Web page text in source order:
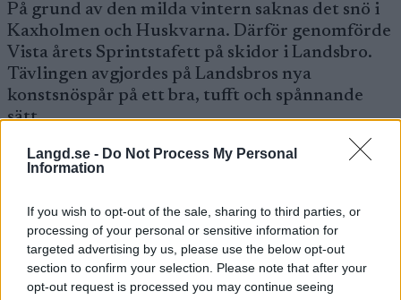
Langd.se - Do Not Process My Personal
Information
If you wish to opt-out of the sale, sharing to third parties, or
processing of your personal or sensitive information for
targeted advertising by us, please use the below opt-out
section to confirm your selection. Please note that after your
opt-out request is processed you may continue seeing
På grund av den milda vintern saknas det snö i
Kaxholmen och Huskvarna. Därför genomförde
Vista årets Sprintstafett på skidor i Landsbro.
Tävlingen avgjordes på Landsbros nya
konstsnöspår på ett bra, tufft och spånnande
sätt.
Distriktsmästare blev Karin Björnlinger och
vann Hannah Björnlinger och Sofie Svensson.
Marginalerna var små och det växlade hela
tiden i täten.